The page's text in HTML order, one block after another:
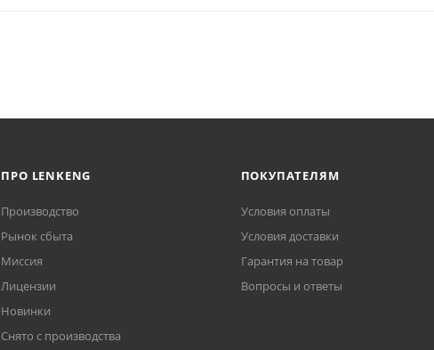
ПРО LENKENG
Производство
Рынок сбыта
Миссия
Лицензии
Новинки
Снято с производства
ПОКУПАТЕЛЯМ
Условия оплаты
Условия доставки
Гарантия на товар
Вопросы и ответы